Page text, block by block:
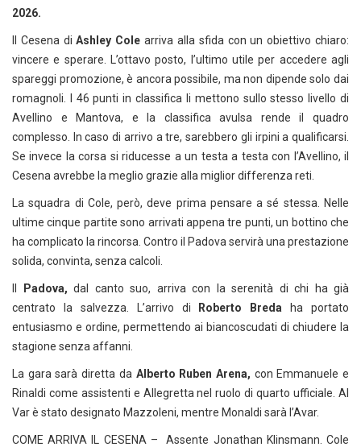
2026.
Il Cesena diAshley Cole arriva alla sfida con un obiettivo chiaro:
vincere e sperare. L’ottavo posto, l’ultimo utile per accedere agli
spareggi promozione, è ancora possibile, ma non dipende solo dai
romagnoli. I 46 punti in classifica li mettono sullo stesso livello di
Avellino e Mantova, e la classifica avulsa rende il quadro
complesso. In caso di arrivo a tre, sarebbero gli irpini a qualificarsi.
Se invece la corsa si riducesse a un testa a testa con l’Avellino, il
Cesena avrebbe la meglio grazie alla miglior differenza reti.
La squadra di Cole, però, deve prima pensare a sé stessa. Nelle
ultime cinque partite sono arrivati appena tre punti, un bottino che
ha complicato la rincorsa. Contro il Padova servirà una prestazione
solida, convinta, senza calcoli.
Padova, dal canto suo, arriva con la serenità di chi ha già
centrato la salvezza. L’arrivo di
Roberto Breda ha portato
entusiasmo e ordine, permettendo ai biancoscudati di chiudere la
stagione senza affanni.
La gara sarà diretta da Alberto Ruben Arena, con Emmanuele e
Rinaldi come assistenti e Allegretta nel ruolo di quarto ufficiale. Al
Var è stato designato Mazzoleni, mentre Monaldi sarà l’Avar.
COME ARRIVA IL CESENA – Assente Jonathan Klinsmann. Cole